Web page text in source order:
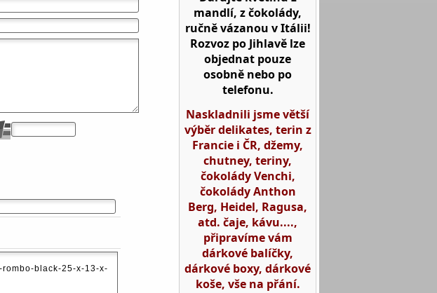
mandlí, z čokolády,
ručně vázanou v Itálii!
Rozvoz po Jihlavě lze
objednat pouze
osobně nebo po
telefonu.
Naskladnili jsme větší
výběr delikates, terin z
Francie i ČR, džemy,
chutney, teriny,
čokolády Venchi,
čokolády Anthon
Berg, Heidel, Ragusa,
atd. čaje, kávu....,
připravíme vám
dárkové balíčky,
dárkové boxy, dárkové
koše, vše na přání.